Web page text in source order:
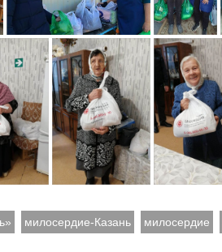
милосердие-Казань милосердие